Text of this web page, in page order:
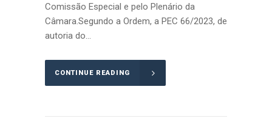
Comissão Especial e pelo Plenário da
Câmara.Segundo a Ordem, a PEC 66/2023, de
autoria do...
CONTINUE READING